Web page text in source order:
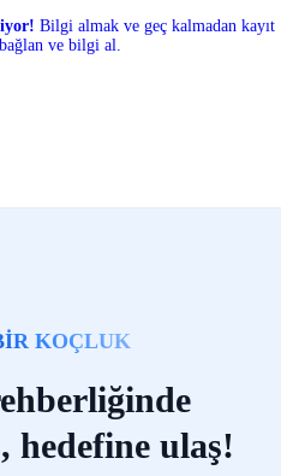
Bilgi almak ve geç kalmadan kayıt
ve bilgi al.
KOÇLUK
hedefine ulaş!